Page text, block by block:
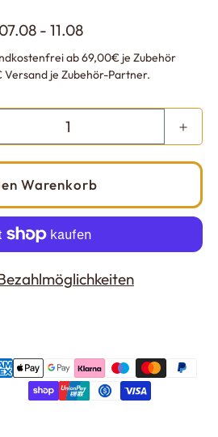
07.08 - 11.08
ab 69,00€ je Zubehör
Versand je Zubehör-Partner.
Warenkorb